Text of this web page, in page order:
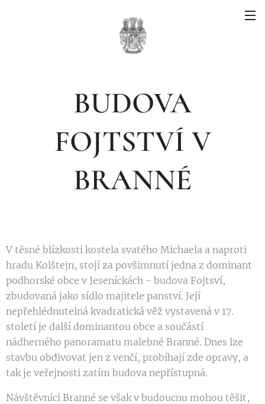
BUDOVA
FOJTSTVÍ V
BRANNÉ
V těsné blízkosti kostela svatého Michaela a naproti
hradu Kolštejn, stojí za povšimnutí jedna z dominant
podhorské obce v Jeseníckách - budova Fojtsví,
zbudovaná jako sídlo majitele panství. Její
nepřehlédnutelná kvadratická věž vystavená v 17.
století je další dominantou obce a součástí
nádherného panoramatu malebné Branné. Dnes lze
stavbu obdivovat jen z venčí, probíhají zde opravy, a
tak je veřejnosti zatím budova nepřístupná.
Návštěvníci Branné se však v budoucnu mohou těšit,